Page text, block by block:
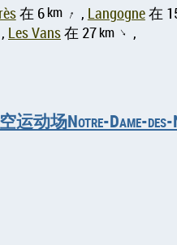
在 6km ↑ , Langogne在
, Les Vans在 27km ↑ ,
动场Notre-Dame-des-